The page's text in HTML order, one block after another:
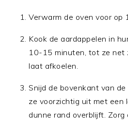
Verwarm de oven voor op
Kook de aardappelen in
10-15 minuten, tot ze net
laat afkoelen.
Snijd de bovenkant van
ze voorzichtig uit met een
dunne rand overblijft.